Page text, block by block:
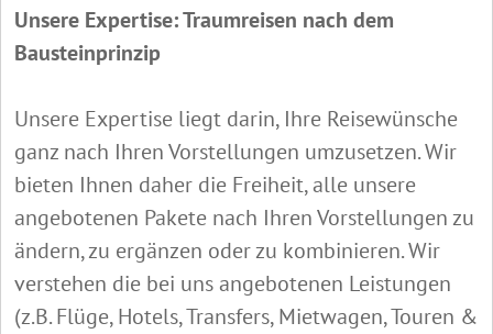
Unsere Expertise: Traumreisen nach dem
Bausteinprinzip
Unsere Expertise liegt darin, Ihre Reisewünsche
ganz nach Ihren Vorstellungen umzusetzen. Wir
bieten Ihnen daher die Freiheit, alle unsere
angebotenen Pakete nach Ihren Vorstellungen zu
ändern, zu ergänzen oder zu kombinieren. Wir
verstehen die bei uns angebotenen Leistungen
(z.B. Flüge, Hotels, Transfers, Mietwagen, Touren &